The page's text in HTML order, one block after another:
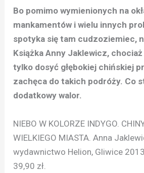
Bo pomimo wymienionych na
mankamentów i wielu innych
spotyka się tam cudzoziemiec,
Książka Anny Jaklewicz,
tylko dosyć głębokiej chińskiej
zachęca do takich podróży. Co
dodatkowy walor.
NIEBO W KOLORZE INDYGO.
WIELKIEGO MIASTA. Anna
wydawnictwo Helion, Gliwice
39,90 zł.